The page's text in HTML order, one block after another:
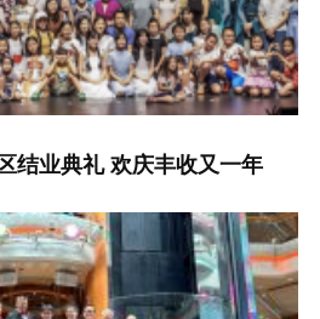
结业典礼 欢庆丰收又一年